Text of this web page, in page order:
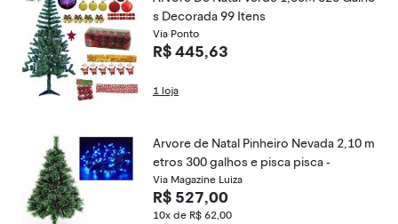
s Decorada 99 Itens
Via Ponto
R$ 445,63
1 loja
Arvore de Natal Pinheiro Nevada 2,10 m
etros 300 galhos e pisca pisca -
Via Magazine Luiza
R$ 527,00
10x de R$ 62,00